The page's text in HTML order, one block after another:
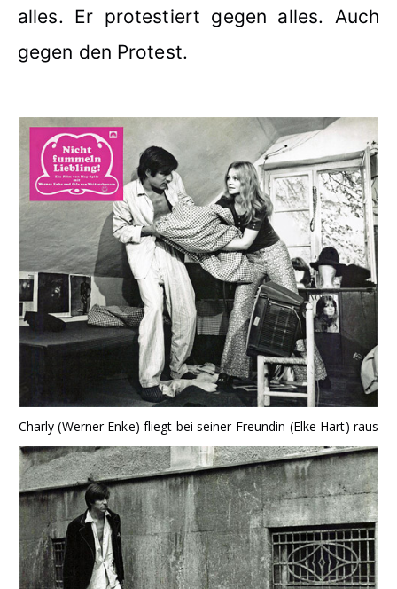
alles. Er protestiert gegen alles. Auch
gegen den Protest.
Charly (Werner Enke) fliegt bei seiner Freundin (Elke Hart) raus